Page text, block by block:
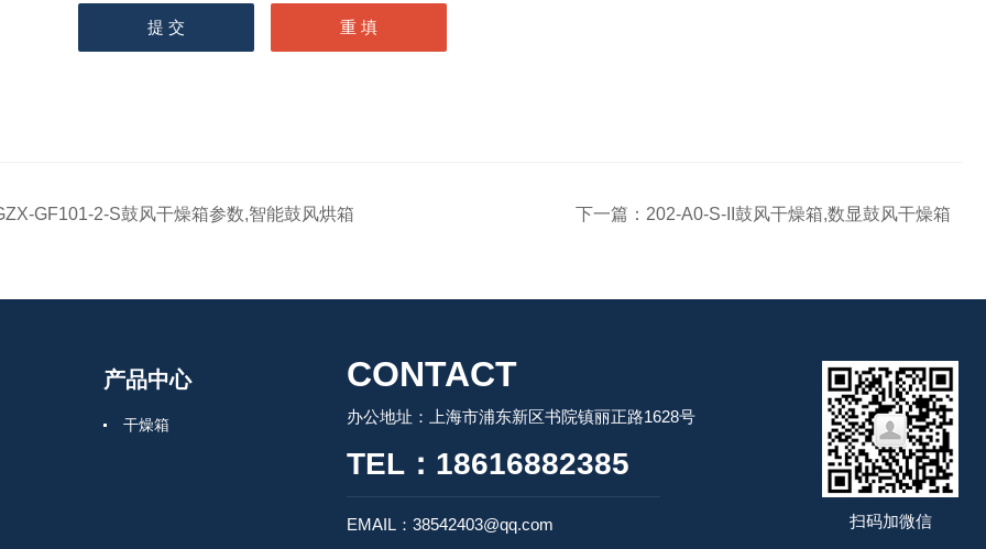
GF101-2-S鼓风干燥箱参数,智能鼓风烘箱 下一篇： 202-A0-S-II鼓风干燥箱,数显鼓风干燥箱
产品中心
干燥箱
CONTACT
办公地址：上海市浦东新区书院镇丽正路1628号
TEL：18616882385
EMAIL：38542403@qq.com 扫码加微信